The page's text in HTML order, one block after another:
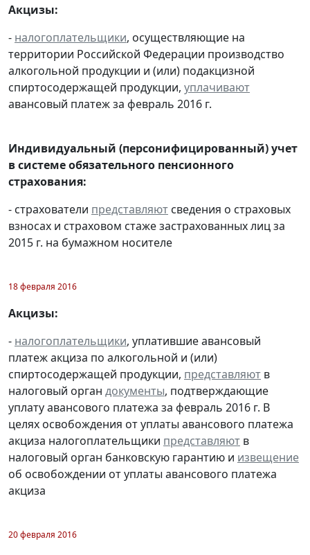
Акцизы:
- налогоплательщики, осуществляющие на
территории Российской Федерации производство
алкогольной продукции и (или) подакцизной
спиртосодержащей продукции, уплачивают
авансовый платеж за февраль 2016 г.
Индивидуальный (персонифицированный) учет
в системе обязательного пенсионного
страхования:
- страхователи представляют сведения о страховых
взносах и страховом стаже застрахованных лиц за
2015 г. на бумажном носителе
18 февраля 2016
Акцизы:
- налогоплательщики, уплатившие авансовый
платеж акциза по алкогольной и (или)
спиртосодержащей продукции, представляют в
налоговый орган документы, подтверждающие
уплату авансового платежа за февраль 2016 г. В
целях освобождения от уплаты авансового платежа
акциза налогоплательщики представляют в
налоговый орган банковскую гарантию и извещение
об освобождении от уплаты авансового платежа
акциза
20 февраля 2016